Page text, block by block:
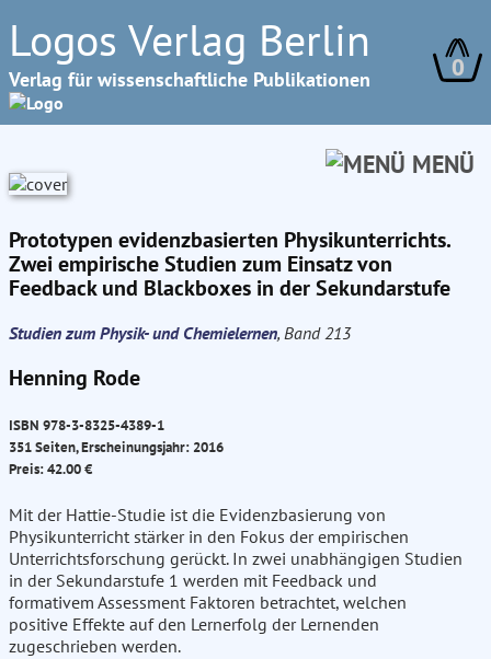
Logos Verlag Berlin
Verlag für wissenschaftliche Publikationen 0
MENÜ
Prototypen evidenzbasierten Physikunterrichts.
Zwei empirische Studien zum Einsatz von
Feedback und Blackboxes in der Sekundarstufe
Studien zum Physik- und Chemielernen, Band 213
Henning Rode
ISBN 978-3-8325-4389-1
351 Seiten, Erscheinungsjahr: 2016
Preis: 42.00 €
Mit der Hattie-Studie ist die Evidenzbasierung von
Physikunterricht stärker in den Fokus der empirischen
Unterrichtsforschung gerückt. In zwei unabhängigen Studien
in der Sekundarstufe 1 werden mit Feedback und
formativem Assessment Faktoren betrachtet, welchen
positive Effekte auf den Lernerfolg der Lernenden
zugeschrieben werden.